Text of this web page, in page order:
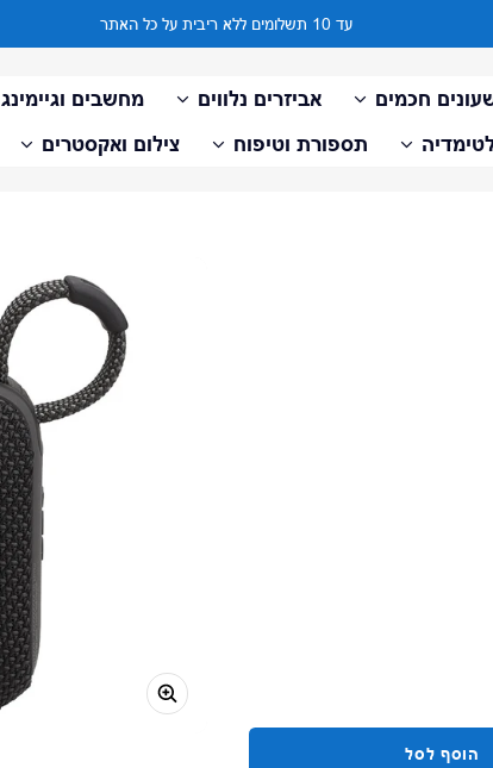
עד 10 תשלומים ללא ריבית על כל האתר
חכמים אביזרים נלווים מחשבים וגיימינג
תספורת וטיפוח צילום ואקסטרים
הוסף לסל